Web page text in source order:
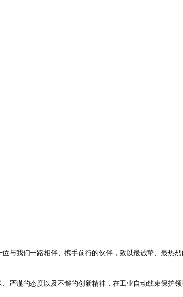
我们一路相伴、携手前行的伙伴，致以最诚挚、最热
谨的态度以及不懈的创新精神，在工业自动线束保护